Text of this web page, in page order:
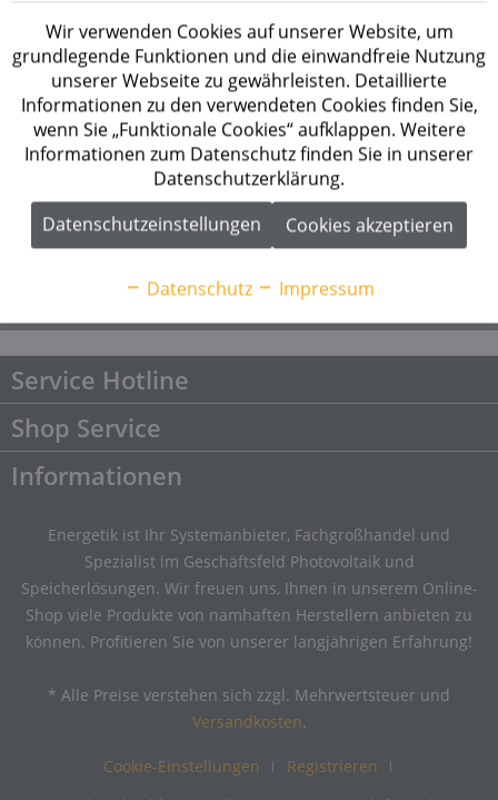
Merken
Artikel-Nr.: 200128
Beschreibung
Universelle Messwerterfassung für intelligentes
Energiemanagement Die leistungsfähige...mehr
Downloads
Service Hotline
Shop Service
Informationen
Energetik ist Ihr Systemanbieter, Fachgroßhandel und
Spezialist im Geschäftsfeld Photovoltaik und
Speicherlösungen. Wir freuen uns, Ihnen in unserem Online-
Shop viele Produkte von namhaften Herstellern anbieten zu
können. Profitieren Sie von unserer langjährigen Erfahrung!
* Alle Preise verstehen sich zzgl. Mehrwertsteuer und
Versandkosten.
Cookie-Einstellungen
Registrieren
Wir verwenden Cookies auf unserer Website, um
grundlegende Funktionen und die einwandfreie Nutzung
unserer Webseite zu gewährleisten. Detaillierte
Informationen zu den verwendeten Cookies finden Sie,
wenn Sie „Funktionale Cookies“ aufklappen. Weitere
Informationen zum Datenschutz finden Sie in unserer
Datenschutzerklärung.
Datenschutzeinstellungen
Cookies akzeptieren
Datenschutz Impressum